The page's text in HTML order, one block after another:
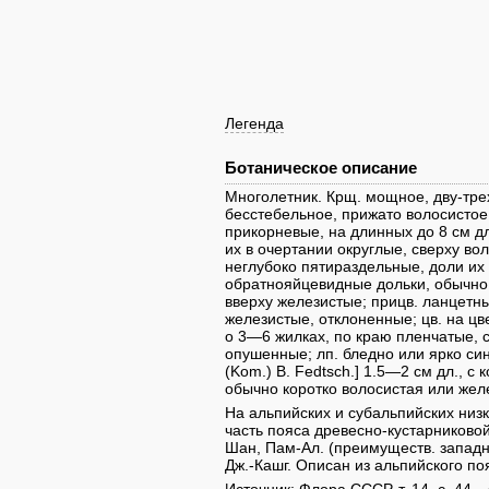
Легенда
Ботаническое описание
Многолетник. Крщ. мощное, дву-
бесстебельное, прижато
прикорневые, на длинных до 8 см
их в очертании округлые, сверху
неглубоко пятираздельные, доли
обратнояйцевидные дольки,
вверху железистые; прицв.
железистые, отклоненные; цв. на
о 3—6 жилках, по краю пленчатые,
опушенные; лп. бледно или ярко
(Kom.) B. Fedtsch.] 1.5—2 см дл., с
обычно коротко волосистая или
На альпийских и субальпийских
часть пояса древесно-
Шан, Пам-Ал. (преимуществ.
Дж.-Кашг. Описан из альпийского